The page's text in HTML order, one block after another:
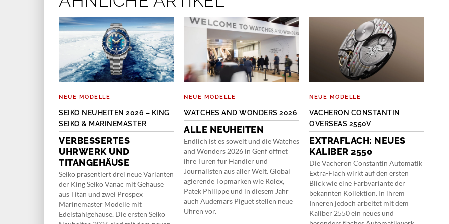
NEUE MODELLE
SEIKO NEUHEITEN 2026 – KING
SEIKO & MARINEMASTER
VERBESSERTES
UHRWERK UND
TITANGEHÄUSE
Seiko präsentiert drei neue Varianten
der King Seiko Vanac mit Gehäuse
aus Titan und zwei Prospex
Marinemaster Modelle mit
Edelstahlgehäuse. Die ersten Seiko
NEUE MODELLE
WATCHES AND WONDERS 2026
ALLE NEUHEITEN
Endlich ist es soweit und die Watches
and Wonders 2026 in Genf öffnet
ihre Türen für Händler und
Journalisten aus aller Welt. Global
agierende Topmarken wie Rolex,
Patek Philippe und in diesem Jahr
auch Audemars Piguet stellen neue
Uhren vor.
NEUE MODELLE
VACHERON CONSTANTIN
OVERSEAS 2550V
EXTRAFLACH: NEUES
KALIBER 2550
Die Vacheron Constantin Automatik
Extra-Flach wirkt auf den ersten
Blick wie eine Farbvariante der
bekannten Kollektion. In ihrem
Inneren jedoch arbeitet mit dem
Kaliber 2550 ein neues und